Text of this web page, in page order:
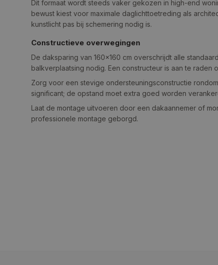
Dit formaat wordt steeds vaker gekozen in high-end
bewust kiest voor maximale daglichttoetreding als
kunstlicht pas bij schemering nodig is.
Constructieve overwegingen
De daksparing van 160×160 cm overschrijdt alle
balkverplaatsing nodig. Een constructeur is aan te
Zorg voor een stevige ondersteuningsconstructie
significant; de opstand moet extra goed worden
Laat de montage uitvoeren door een dakaannemer of
professionele montage geborgd.